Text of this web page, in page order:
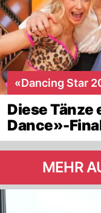
«Dancing Star
Diese Tänze
Dance»-
MEHR